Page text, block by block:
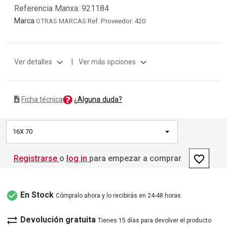
Referencia Manxa: 921184
Marca OTRAS MARCAS Ref. Proveedor: 420
Ver detalles expand_more | Ver más opciones expand_more
Ficha técnica ¿Alguna duda?
16X 70
Registrarse o log in para empezar a comprar favorite_border
check_circle En Stock Cómpralo ahora y lo recibirás en 24-48 horas
sync_alt Devolución gratuita Tienes 15 días para devolver el producto